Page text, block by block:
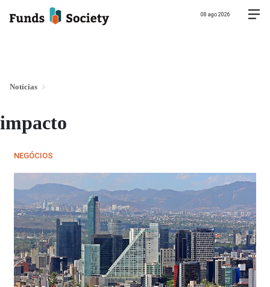
08 ago 2026
Notícias
impacto
NEGÓCIOS